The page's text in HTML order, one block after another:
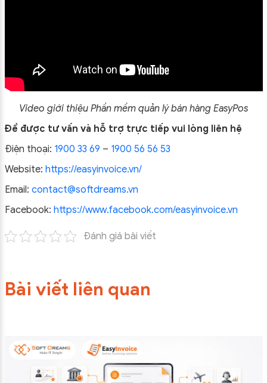
Video giới thiệu Phần mềm quản lý bán hàng EasyPos
Để được tư vấn và hỗ trợ trực tiếp vui lòng liên hệ
Điện thoại: 1900 33 69 – 1900 56 56 53
Website: https://easyinvoice.vn/
Email: contact@softdreams.vn
Facebook: https://www.facebook.com/easyinvoice.vn
Đánh giá bài viết
Bài viết liên quan